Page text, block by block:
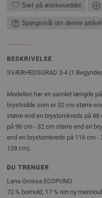
Sæt på ønskeseddel
Spørgsmål om denne
BESKRIVELSE
SVÆRHEDSGRAD 3-4 (1
Modellen har en samlet længde
brystvidde som er 32 cm større
større end en brystomkreds på
på 96 cm - 32 cm større end en
end en brystomkreds på 116 cm
128 cm).
DU TRENGER
Lana Grossa ECOPUNO
72 % bomuld, 17 % ren ny